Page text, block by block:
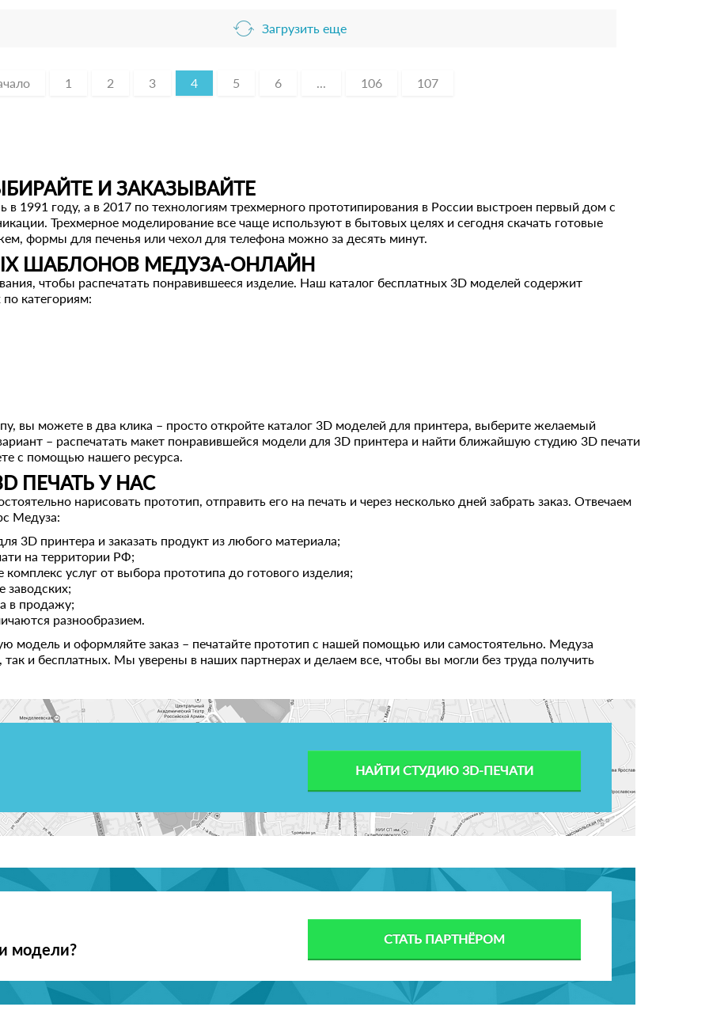
Загрузить еще
1 2 3 4 5 6 ... 106 107
И ЗАКАЗЫВАЙТЕ
1991 году, а в 2017 по технологиям трехмерного прототипирования в России выстроен первый дом с
Трехмерное моделирование все чаще используют в бытовых целях и сегодня скачать готовые
формы для печенья или чехол для телефона можно за десять минут.
ШАБЛОНОВ МЕДУЗА-ОНЛАЙН
чтобы распечатать понравившееся изделие. Наш каталог бесплатных 3D моделей содержит
категориям:
вы можете в два клика – просто откройте каталог 3D моделей для принтера, выберите желаемый
– распечатать макет понравившейся модели для 3D принтера и найти ближайшую студию 3D печати
с помощью нашего ресурса.
ПЕЧАТЬ У НАС
нарисовать прототип, отправить его на печать и через несколько дней забрать заказ. Отвечаем
Медуза:
3D принтера и заказать продукт из любого материала;
на территории РФ;
комплекс услуг от выбора прототипа до готового изделия;
заводских;
в продажу;
разнообразием.
модель и оформляйте заказ – печатайте прототип с нашей помощью или самостоятельно. Медуза
так и бесплатных. Мы уверены в наших партнерах и делаем все, чтобы вы могли без труда получить
НАЙТИ СТУДИЮ 3D-ПЕЧАТИ
модели?
СТАТЬ ПАРТНЁРОМ